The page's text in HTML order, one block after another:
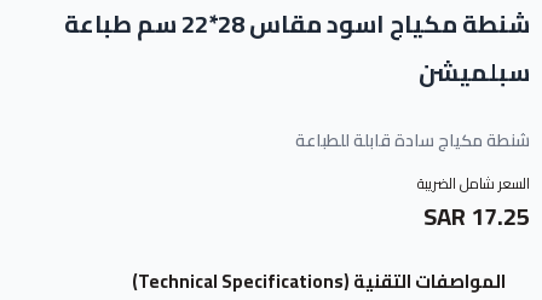
شنطة مكياج اسود مقاس 28*22 سم طباعة
سبلميشن
شنطة مكياج سادة قابلة للطباعة
السعر شامل الضريبة
17.25 SAR
المواصفات التقنية (Technical Specifications)